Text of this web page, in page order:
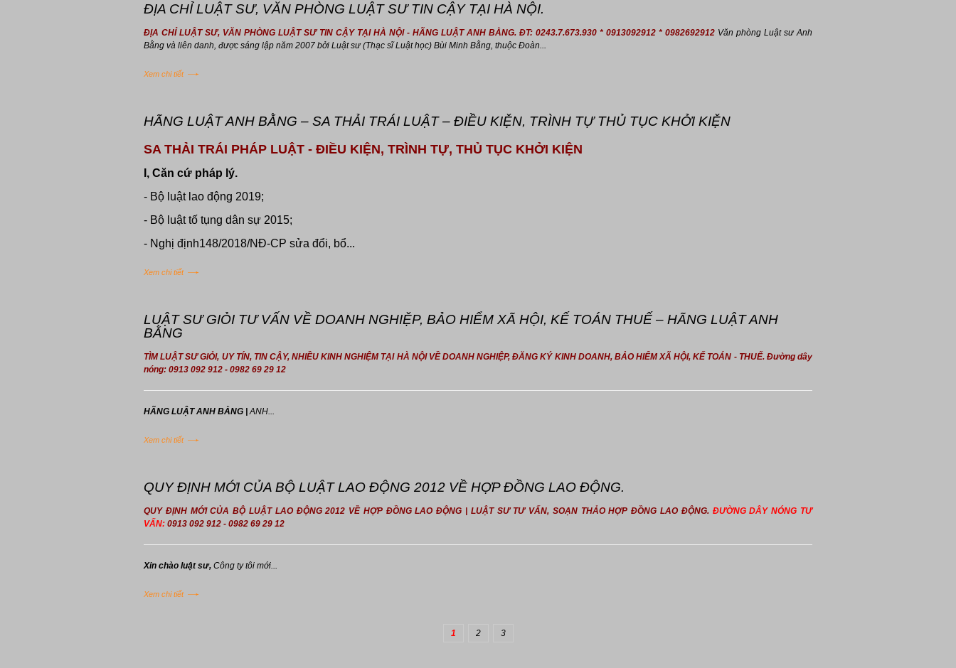
ĐỊA CHỈ LUẬT SƯ, VĂN PHÒNG LUẬT SƯ TIN CẬY TẠI HÀ NỘI.
ĐỊA CHỈ LUẬT SƯ, VĂN PHÒNG LUẬT SƯ TIN CẬY TẠI HÀ NỘI - HÃNG LUẬT ANH BẰNG. ĐT: 0243.7.673.930 * 0913092912 * 0982692912 Văn phòng Luật sư Anh
Bằng và liên danh, được sáng lập năm 2007 bởi Luật sư (Thạc sĩ Luật học) Bùi Minh Bằng, thuộc Đoàn...
Xem chi tiết
HÃNG LUẬT ANH BẰNG – SA THẢI TRÁI LUẬT – ĐIỀU KIỆN, TRÌNH TỰ THỦ TỤC KHỞI KIỆN
SA THẢI TRÁI PHÁP LUẬT - ĐIỀU KIỆN, TRÌNH TỰ, THỦ TỤC KHỞI KIỆN
I, Căn cứ pháp lý.
- Bộ luật lao động 2019;
- Bộ luật tố tụng dân sự 2015;
- Nghị định148/2018/NĐ-CP sửa đổi, bổ...
Xem chi tiết
LUẬT SƯ GIỎI TƯ VẤN VỀ DOANH NGHIỆP, BẢO HIỂM XÃ HỘI, KẾ TOÁN THUẾ – HÃNG LUẬT ANH
BẰNG
TÌM LUẬT SƯ GIỎI, UY TÍN, TIN CẬY, NHIỀU KINH NGHIỆM TẠI HÀ NỘI VỀ DOANH NGHIỆP, ĐĂNG KÝ KINH DOANH, BẢO HIỂM XÃ HỘI, KẾ TOÁN - THUẾ. Đường dây
nóng: 0913 092 912 - 0982 69 29 12
HÃNG LUẬT ANH BẰNG | ANH...
Xem chi tiết
QUY ĐỊNH MỚI CỦA BỘ LUẬT LAO ĐỘNG 2012 VỀ HỢP ĐỒNG LAO ĐỘNG.
QUY ĐỊNH MỚI CỦA BỘ LUẬT LAO ĐỘNG 2012 VỀ HỢP ĐỒNG LAO ĐỘNG | LUẬT SƯ TƯ VẤN, SOẠN THẢO HỢP ĐỒNG LAO ĐỘNG. ĐƯỜNG DÂY NÓNG TƯ
VẤN: 0913 092 912 - 0982 69 29 12
Xin chào luật sư, Công ty tôi mới...
Xem chi tiết
1 2 3